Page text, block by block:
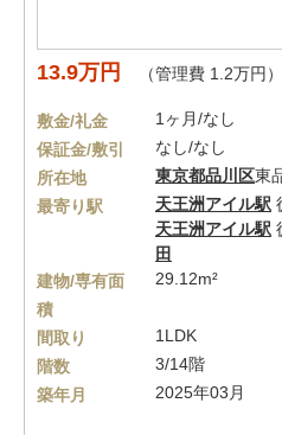
13.9万円 （管理費 1.2万円）
敷金/礼金
1ヶ月/なし
保証金/敷引
なし/なし
所在地
東京都品川区東
最寄り駅
天王洲アイル駅
天王洲アイル駅
田
建物/専有面
積
29.12m²
間取り
1LDK
階数
3/14階
築年月
2025年03月